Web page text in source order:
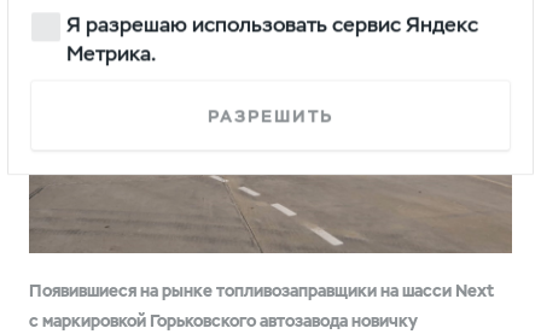
Появившиеся на рынке топливозаправщики на шасси Next
с маркировкой Горьковского автозавода новичку
Я разрешаю использовать сервис Яндекс
Метрика.
РАЗРЕШИТЬ